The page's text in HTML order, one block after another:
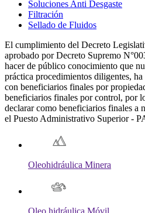
Soluciones Anti Desgaste
Filtración
Sellado de Fluidos
El cumplimiento del Decreto
aprobado por Decreto Supremo
hacer de público conocimiento que
práctica procedimientos diligentes,
con beneficiarios finales por
beneficiarios finales por control, por
declarar como beneficiarios finales a
el Puesto Administrativo Superior -
Oleohidráulica Minera
Oleo hidráulica Móvil